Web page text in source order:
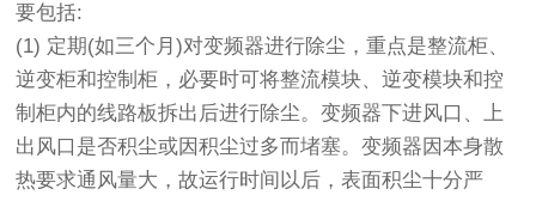
要包括:
(1) 定期(如三个月)对变频器进行除尘，重点是整流柜、
逆变柜和控制柜，必要时可将整流模块、逆变模块和控
制柜内的线路板拆出后进行除尘。变频器下进风口、上
出风口是否积尘或因积尘过多而堵塞。变频器因本身散
热要求通风量大，故运行时间以后，表面积尘十分严